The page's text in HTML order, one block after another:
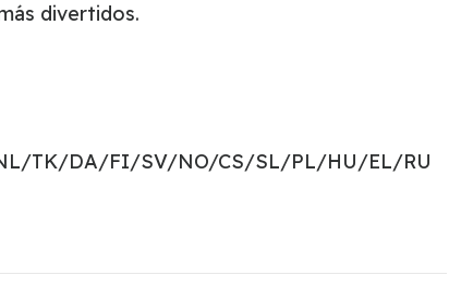
divertidos.
TK/DA/FI/SV/NO/CS/SL/PL/HU/EL/RU